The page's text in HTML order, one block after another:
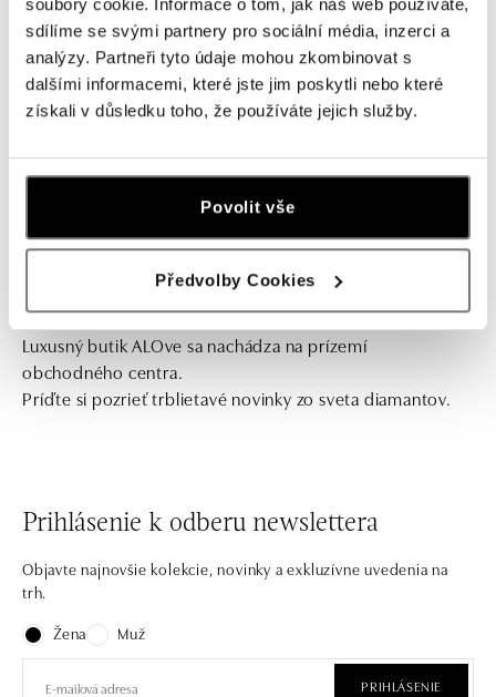
soubory cookie. Informace o tom, jak náš web používáte,
sdílíme se svými partnery pro sociální média, inzerci a
analýzy. Partneři tyto údaje mohou zkombinovat s
dalšími informacemi, které jste jim poskytli nebo které
získali v důsledku toho, že používáte jejich služby.
Povolit vše
Předvolby Cookies
Luxusní butik ALOve se nachází v přízemí obchodního
centra.
Přijďte si prohlédnout třpytivé novinky ze světa
diamantů.
Luxusný butik ALOve sa nachádza na prízemí
obchodného centra.
Príďte si pozrieť trblietavé novinky zo sveta diamantov.
Prihlásenie k odberu newslettera
Objavte najnovšie kolekcie, novinky a exkluzívne uvedenia na
trh.
Žena
Muž
PRIHLÁSENIE